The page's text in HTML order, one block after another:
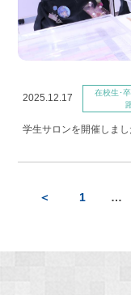
2025.12.17
在校生･
学生サロンを開催しま
＜ 1 …